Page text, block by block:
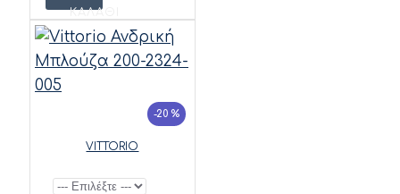
ΚΑΛΆΘΙ
-20 %
VITTORIO